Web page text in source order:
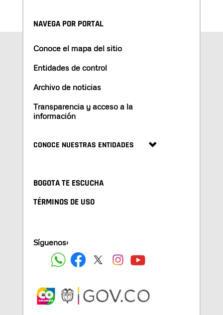
NAVEGA POR PORTAL
Conoce el mapa del sitio
Entidades de control
Archivo de noticias
Transparencia y acceso a la
información
CONOCE NUESTRAS ENTIDADES
BOGOTA TE ESCUCHA
TÉRMINOS DE USO
Síguenos: